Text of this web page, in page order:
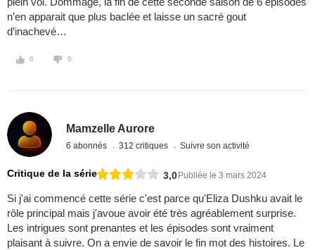
n’en apparait que plus baclée et laisse un sacré gout
d’inachevé…
0 0
Mamzelle Aurore
6 abonnés 312 critiques Suivre son activité
Critique de la série 3,0 Publiée le 3 mars 2024
Si j'ai commencé cette série c'est parce qu'Eliza Dushku avait le
rôle principal mais j'avoue avoir été très agréablement surprise.
Les intrigues sont prenantes et les épisodes sont vraiment
plaisant à suivre. On a envie de savoir le fin mot des histoires. Le